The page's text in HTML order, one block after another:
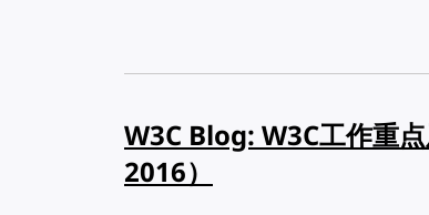
W3C Blog: W3C工作重
2016）